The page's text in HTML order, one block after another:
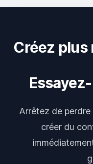
Créez plus
Arrêtez de
créer du